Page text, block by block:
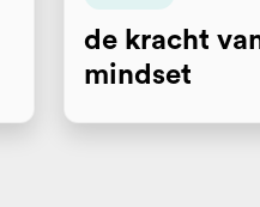
de kracht
mindset